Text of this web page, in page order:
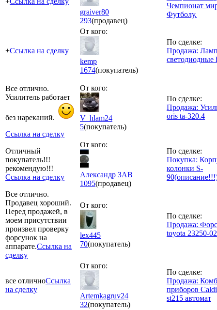
graiver80
293(продавец)
Чемпионат
Футболу.
+Ссылка на сделку
От кого:
kemp
1674(покупатель)
По сделке:
Продажа:
светодиодные
Все отлично.
Усилитель работает
без нареканий.
Ссылка на сделку
От кого:
V_hlam24
5(покупатель)
По сделке:
Продажа:
oris ta-320.4
Отличный
покупатель!!!
рекомендую!!!
Ссылка на сделку
От кого:
Александр ЗАВ
1095(продавец)
По сделке:
Покупка:
колонки S-
Все отлично.
Продавец хороший.
Перед продажей, в
моем присутствии
произвел проверку
форсунок на
аппарате.Ссылка на
сделку
От кого:
lex445
70(покупатель)
По сделке:
Продажа:
toyota 23250-
все отличноСсылка
на сделку
От кого:
Artemkagruv24
32(покупатель)
По сделке:
Продажа:
приборов
st215 автомат